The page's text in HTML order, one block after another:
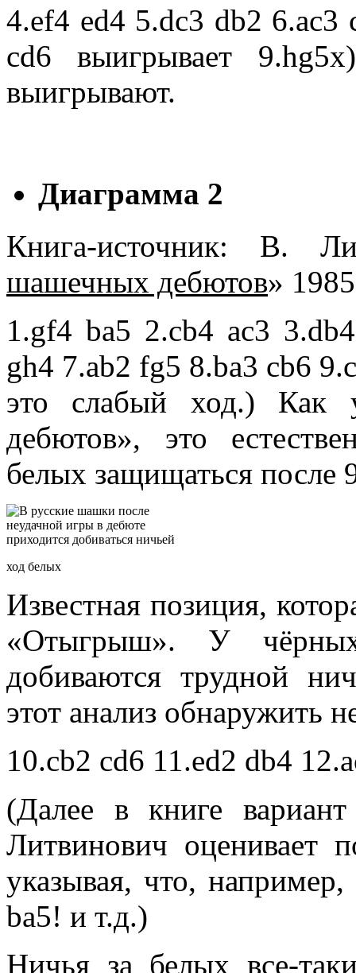
4.ef4 ed4 5.dc3 db2
cd6 выигрывает
выигрывают.
Диаграмма 2
Книга-источник: В.
шашечных дебютов»
1.gf4 ba5 2.cb4 ac3
gh4 7.ab2 fg5 8.ba3 cb6
это слабый ход.) Как
дебютов», это
белых защищаться
ход белых
Известная позиция,
«Отыгрыш». У
добиваются трудной
этот анализ обнаружить
10.cb2 cd6 11.ed2 db4
(Далее в книге вариант
Литвинович оценивает
указывая, что,
bа5! и т.д.)
Ничья за белых все-